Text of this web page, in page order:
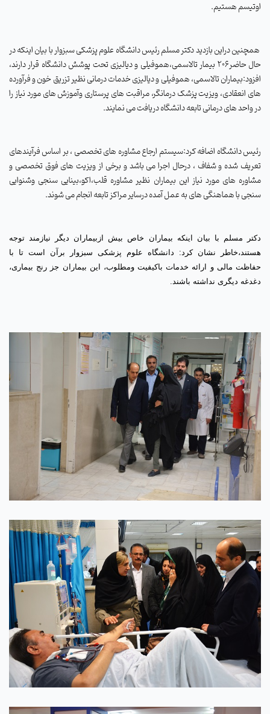
اوتیسم هستیم.
همچنین دراین بازدید دکتر مسلم رئیس دانشگاه علوم پزشکی سبزوار با بیان اینکه در
حال حاضر206 بیمار تالاسمی،هموفیلی و دیالیزی تحت پوشش دانشگاه قرار دارند،
افزود:بیماران تالاسمی، هموفیلی و دیالیزی خدمات درمانی نظیر تزریق خون و فرآورده
های انعقادی، ویزیت پزشک درمانگر، مراقبت های پرستاری وآموزش های مورد نیاز را
در واحد های درمانی تابعه دانشگاه دریافت می نمایند.
رئیس دانشگاه اضافه کرد:سیستم ارجاع مشاوره های تخصصی ، بر اساس فرآیندهای
تعریف شده و شفاف ، درحال اجرا می باشد و برخی از ویزیت های فوق تخصصی و
مشاوره های مورد نیاز این بیماران نظیر مشاوره قلب،اکو،بینایی سنجی وشنوایی
سنجی با هماهنگی های به عمل آمده درسایر مراکز تابعه انجام می شوند.
دکتر مسلم با بیان اینکه بیماران خاص بیش ازبیماران دیگر نیازمند توجه
هستند،خاطر نشان کرد: دانشگاه علوم پزشکی سبزوار برآن است تا با
حفاظت مالی و ارائه خدمات باکیفیت ومطلوب، این بیماران جز رنج بیماری،
دغدغه دیگری نداشته باشند.